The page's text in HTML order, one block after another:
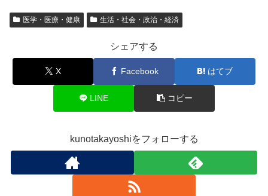
医学・医療・健康 生活・社会・政治・経済
シェアする
X Facebook はてブ
LINE コピー
kunotakayoshiをフォローする